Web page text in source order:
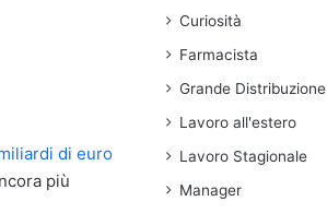
di euro
più
Curiosità
Farmacista
Grande Distribuzione
Lavoro all'estero
Lavoro Stagionale
Manager